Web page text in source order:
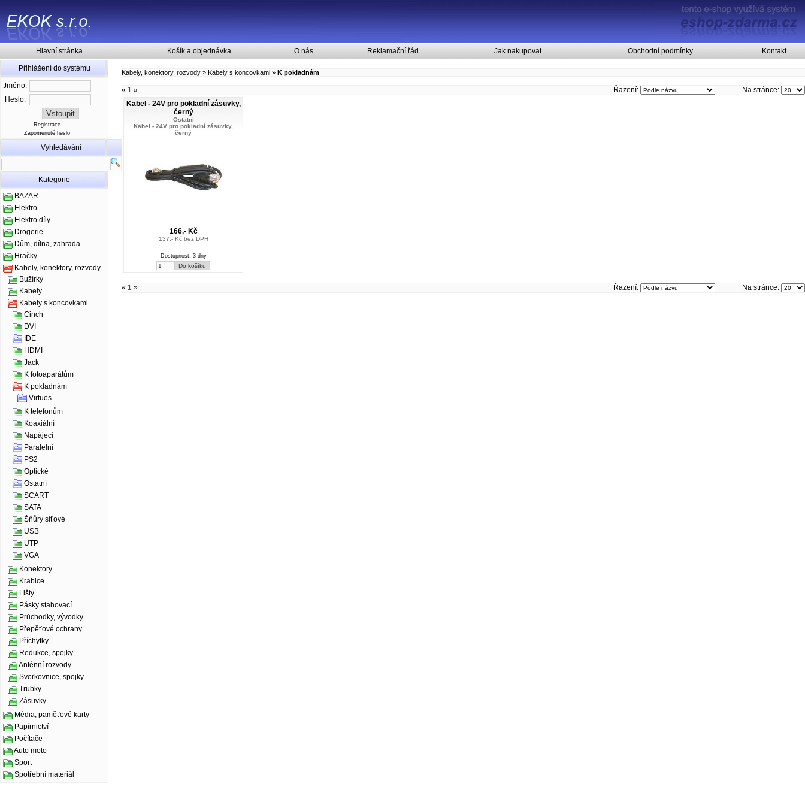
Hlavní stránka Košík a objednávka O nás Reklamační řád Jak nakupovat Obchodní podmínky Kontakt
Přihlášení do systému
Jméno:
Heslo:
Registrace
Zapomenuté heslo
Vyhledávání
Kategorie
BAZAR
Elektro
Elektro díly
Drogerie
Dům, dílna, zahrada
Hračky
Kabely, konektory, rozvody
Bužírky
Kabely
Kabely s koncovkami
Cinch
DVI
IDE
HDMI
Jack
K fotoaparátům
K pokladnám
Virtuos
K telefonům
Koaxiální
Napájecí
Paralelní
PS2
Optické
Ostatní
SCART
SATA
Šňůry síťové
USB
UTP
VGA
Konektory
Krabice
Lišty
Pásky stahovací
Průchodky, vývodky
Přepěťové ochrany
Příchytky
Redukce, spojky
Anténní rozvody
Svorkovnice, spojky
Trubky
Zásuvky
Média, paměťové karty
Papírnictví
Počítače
Auto moto
Sport
Spotřební materiál
Kabely, konektory, rozvody » Kabely s koncovkami » K pokladnám
« 1 » Řazení:
Na stránce:
Kabel - 24V pro pokladní zásuvky,
černý
Ostatní
Kabel - 24V pro pokladní zásuvky,
černý
166,- Kč
137,- Kč bez DPH
Dostupnost: 3 dny
« 1 » Řazení: Na stránce: